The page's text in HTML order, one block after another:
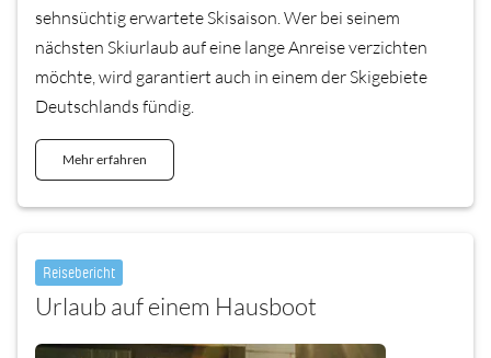
sehnsüchtig erwartete Skisaison. Wer bei seinem
nächsten Skiurlaub auf eine lange Anreise verzichten
möchte, wird garantiert auch in einem der Skigebiete
Deutschlands fündig.
Mehr erfahren
Reisebericht
Urlaub auf einem Hausboot